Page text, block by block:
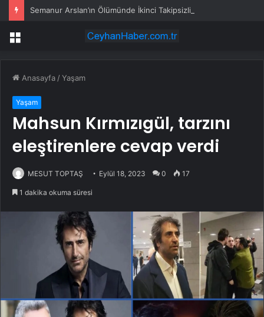
Semanur Arslan’ın Ölümünde İkinci Takipsizlik Kararı
Menü
Anasayfa /Yaşam
Yaşam
Mahsun Kırmızıgül, tarzını
eleştirenlere cevap verdi
MESUT TOPTAŞ Eylül 18, 2023 0 17
1 dakika okuma süresi